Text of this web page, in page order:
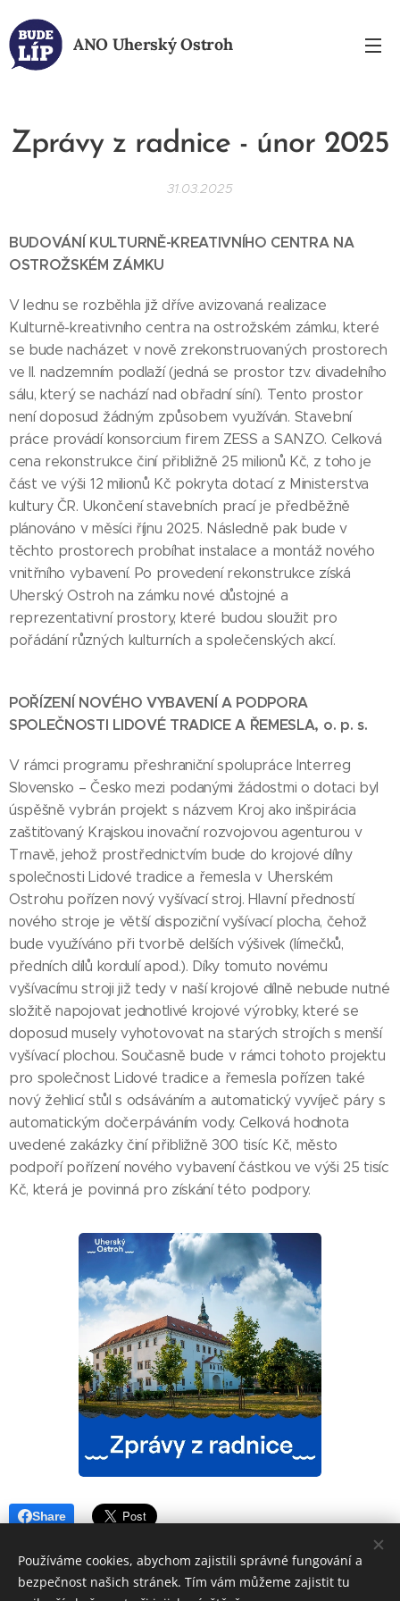
ANO Uherský Ostroh
Zprávy z radnice - únor 2025
31.03.2025
BUDOVÁNÍ KULTURNĚ-KREATIVNÍHO CENTRA NA
OSTROŽSKÉM ZÁMKU
V lednu se rozběhla již dříve avizovaná realizace
Kulturně-kreativního centra na ostrožském zámku, které
se bude nacházet v nově zrekonstruovaných prostorech
ve II. nadzemním podlaží (jedná se prostor tzv. divadelního
sálu, který se nachází nad obřadní síní). Tento prostor
není doposud žádným způsobem využíván. Stavební
práce provádí konsorcium firem ZESS a SANZO. Celková
cena rekonstrukce činí přibližně 25 milionů Kč, z toho je
část ve výši 12 milionů Kč pokryta dotací z Ministerstva
kultury ČR. Ukončení stavebních prací je předběžně
plánováno v měsíci říjnu 2025. Následně pak bude v
těchto prostorech probíhat instalace a montáž nového
vnitřního vybavení. Po provedení rekonstrukce získá
Uherský Ostroh na zámku nové důstojné a
reprezentativní prostory, které budou sloužit pro
pořádání různých kulturních a společenských akcí.
POŘÍZENÍ NOVÉHO VYBAVENÍ A PODPORA
SPOLEČNOSTI LIDOVÉ TRADICE A ŘEMESLA, o. p. s.
V rámci programu přeshraniční spolupráce Interreg
Slovensko – Česko mezi podanými žádostmi o dotaci byl
úspěšně vybrán projekt s názvem Kroj ako inšpirácia
zaštiťovaný Krajskou inovační rozvojovou agenturou v
Trnavě, jehož prostřednictvím bude do krojové dílny
společnosti Lidové tradice a řemesla v Uherském
Ostrohu pořízen nový vyšívací stroj. Hlavní předností
nového stroje je větší dispoziční vyšívací plocha, čehož
bude využíváno při tvorbě delších výšivek (límečků,
předních dílů kordulí apod.). Díky tomuto novému
vyšívacímu stroji již tedy v naší krojové dílně nebude nutné
složitě napojovat jednotlivé krojové výrobky, které se
doposud musely vyhotovovat na starých strojích s menší
vyšívací plochou. Současně bude v rámci tohoto projektu
pro společnost Lidové tradice a řemesla pořízen také
nový žehlicí stůl s odsáváním a automatický vyvíječ páry s
automatickým dočerpáváním vody. Celková hodnota
uvedené zakázky činí přibližně 300 tisíc Kč, město
podpoří pořízení nového vybavení částkou ve výši 25 tisíc
Kč, která je povinná pro získání této podpory.
Share
Používáme cookies, abychom zajistili správné fungování a
bezpečnost našich stránek. Tím vám můžeme zajistit tu